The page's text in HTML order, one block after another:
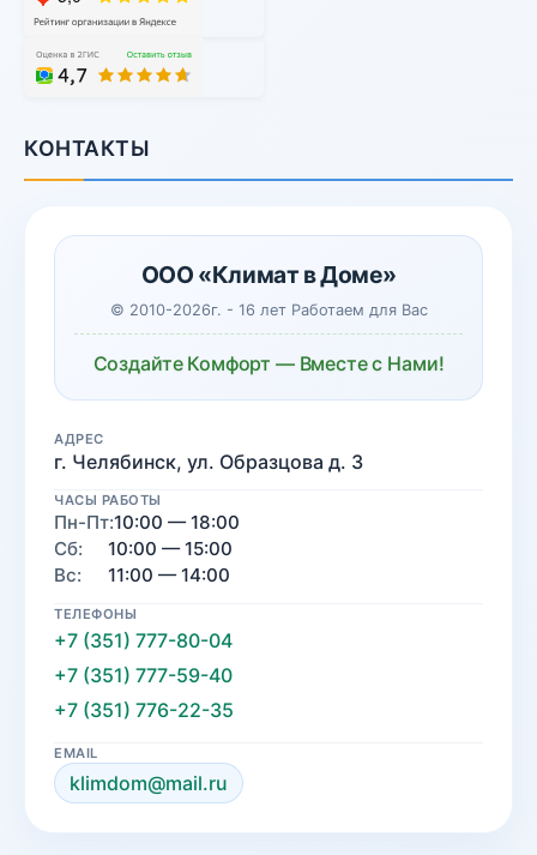
КОНТАКТЫ
ООО «Климат в Доме»
© 2010-2026г. - 16 лет Работаем для Вас
Создайте Комфорт — Вместе с Нами!
АДРЕС
г. Челябинск, ул. Образцова д. 3
ЧАСЫ РАБОТЫ
Пн-Пт:10:00 — 18:00
Сб:
10:00 — 15:00
Вс:
11:00 — 14:00
ТЕЛЕФОНЫ
+7 (351) 777-80-04
+7 (351) 777-59-40
+7 (351) 776-22-35
EMAIL
klimdom@mail.ru